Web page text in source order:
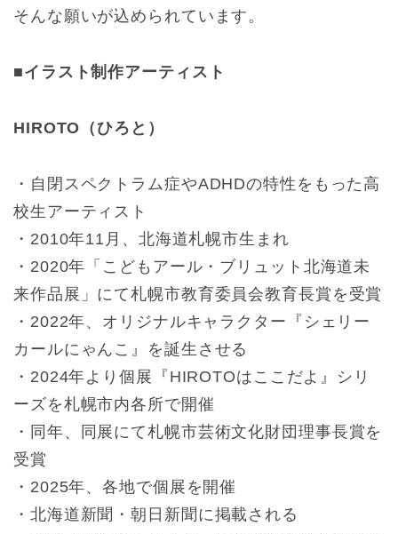
そんな願いが込められています。
■イラスト制作アーティスト
HIROTO（ひろと）
・自閉スペクトラム症やADHDの特性をもった高
校生アーティスト
・2010年11月、北海道札幌市生まれ
・2020年「こどもアール・ブリュット北海道未
来作品展」にて札幌市教育委員会教育長賞を受賞
・2022年、オリジナルキャラクター『シェリー
カールにゃんこ』を誕生させる
・2024年より個展『HIROTOはここだよ』シリ
ーズを札幌市内各所で開催
・同年、同展にて札幌市芸術文化財団理事長賞を
受賞
・2025年、各地で個展を開催
・北海道新聞・朝日新聞に掲載される